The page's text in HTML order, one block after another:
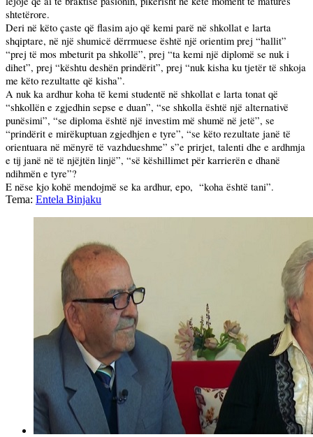
shtetërore.
Deri në këto çaste që flasim ajo që kemi parë në shkollat e larta
shqiptare, në një shumicë dërrmuese është një orientim prej “hallit”
“prej të mos mbeturit pa shkollë”, prej “ta kemi një diplomë se nuk i
dihet”, prej “kështu deshën prindërit”, prej “nuk kisha ku tjetër të shkoja
me këto rezultatte që kisha”.
A nuk ka ardhur koha të kemi studentë në shkollat e larta tonat që
“shkollën e zgjedhin sepse e duan”, “se shkolla është një alternativë
punësimi”, “se diploma është një investim më shumë në jetë”, se
“prindërit e mirëkuptuan zgjedhjen e tyre”, “se këto rezultate janë të
orientuara në mënyrë të vazhdueshme” s”e prirjet, talenti dhe e ardhmja
e tij janë në të njëjtën linjë”, “së këshillimet për karrierën e dhanë
ndihmën e tyre”?
E nëse kjo kohë mendojmë se ka ardhur, epo, “koha është tani”.
Tema: Entela Binjaku